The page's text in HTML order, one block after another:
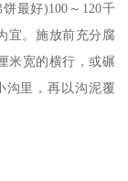
最好)100～120千
宜。施放前充分腐
米宽的横行，或碾
沟里，再以沟泥覆